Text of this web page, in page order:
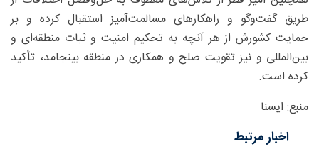
طریق گفت‌وگو و راهکارهای مسالمت‌آمیز استقبال کرده و بر
حمایت کشورش از هر آنچه به تحکیم امنیت و ثبات منطقه‌ای و
بین‌المللی و نیز تقویت صلح و همکاری در منطقه بینجامد، تأکید
کرده است.
منبع: ایسنا
اخبار مرتبط